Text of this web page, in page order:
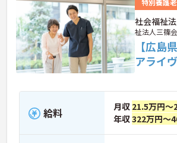
特別養護
社会福祉
祉法人三篠会
【広島
アライ
給料 月収 21.5万円～
年収322万円～